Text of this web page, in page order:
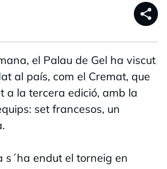
share
el Palau de Gel ha viscut
al país, com el Cremat, que
a la tercera edició, amb la
set francesos, un
s´ha endut el torneig en